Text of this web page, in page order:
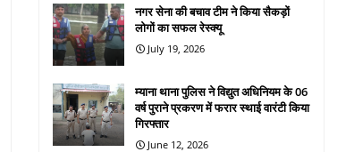
नगर सेना की बचाव टीम ने किया सैकड़ों
लोगों का सफल रेस्क्यू
July 19, 2026
म्याना थाना पुलिस ने विद्युत अधिनियम के 06
वर्ष पुराने प्रकरण में फरार स्थाई वारंटी किया
गिरफ्तार
June 12, 2026